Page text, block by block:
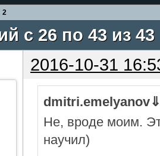
2
с 26 по 43 из 43
2016-10-31
Не, вроде моим.
научил)